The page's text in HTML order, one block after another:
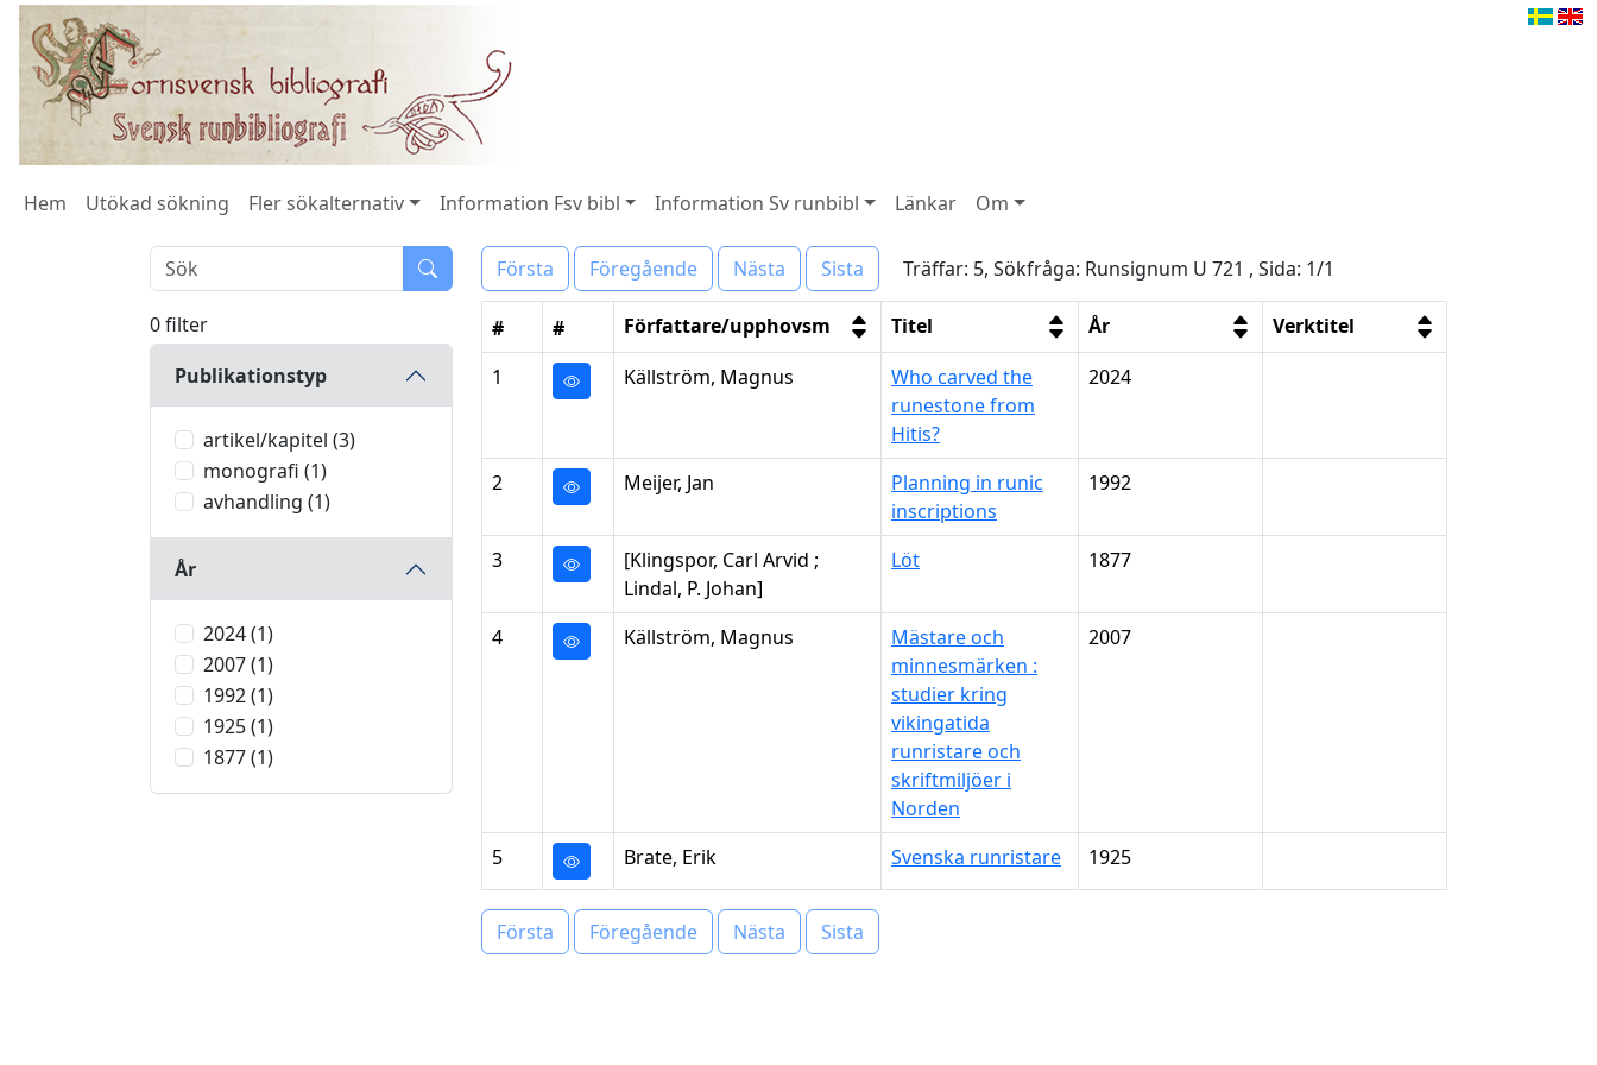
Hem Utökad sökning Fler sökalternativ Information Fsv bibl Information Sv runbibl Länkar Om
0 filter
Publikationstyp
artikel/kapitel (3)
monografi (1)
avhandling (1)
År
2024 (1)
2007 (1)
1992 (1)
1925 (1)
1877 (1)
Första Föregående Nästa Sista Träffar: 5, Sökfråga: Runsignum U 721 , Sida: 1/1
# # Författare/upphovsm Titel År
Verktitel
1
Källström, Magnus
Who carved the
runestone from
Hitis?
2024
2 Meijer, Jan
Planning in runic
inscriptions
1992
3
[Klingspor, Carl Arvid ;
Lindal, P. Johan]
Löt 1877
4 Källström, Magnus
Mästare och
minnesmärken :
studier kring
vikingatida
runristare och
skriftmiljöer i
Norden
2007
5 Brate, Erik Svenska runristare 1925
Första Föregående Nästa Sista